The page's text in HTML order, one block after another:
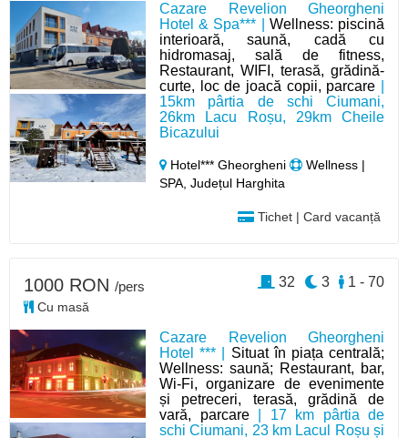
Cazare Revelion Gheorgheni
Hotel & Spa*** | Wellness: piscină
interioară, saună, cadă cu
hidromasaj, sală de fitness,
Restaurant, WIFI, terasă, grădină-
curte, loc de joacă copii, parcare
15km pârtia de schi Ciumani,
26km Lacu Roșu, 29km Cheile
Bicazului
Hotel*** Gheorgheni
Wellness |
SPA, Județul Harghita
Tichet | Card vacanță
Cazare Revelion Gheorgheni
Hotel *** | Situat în piața centrală;
Wellness: saună; Restaurant, bar,
Wi-Fi, organizare de evenimente
și petreceri, terasă, grădină de
vară, parcare| 17 km pârtia de
schi Ciumani, 23 km Lacul Roșu și
1000 RON /pers
Cu masă
1 - 70
3
32